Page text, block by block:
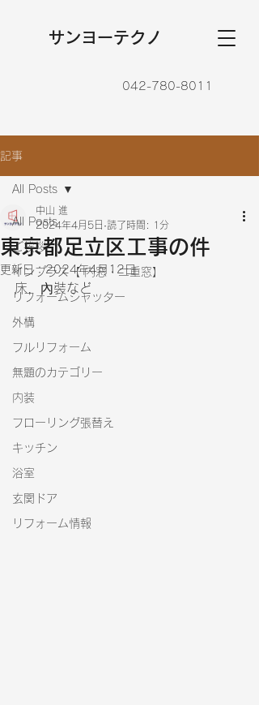
​サンヨーテクノ
042-780-8011
記事
All Posts
ご挨拶
インプラス【 内窓・二重窓】
リフォームシャッター
外構
フルリフォーム
無題のカテゴリー
内装
フローリング張替え
キッチン
浴室
玄関ドア
リフォーム情報
All Posts
東京都足立区工事の件
中山 進
2024年4月5日 読了時間: 1分
更新日：2024年4月12日
床，內裝など